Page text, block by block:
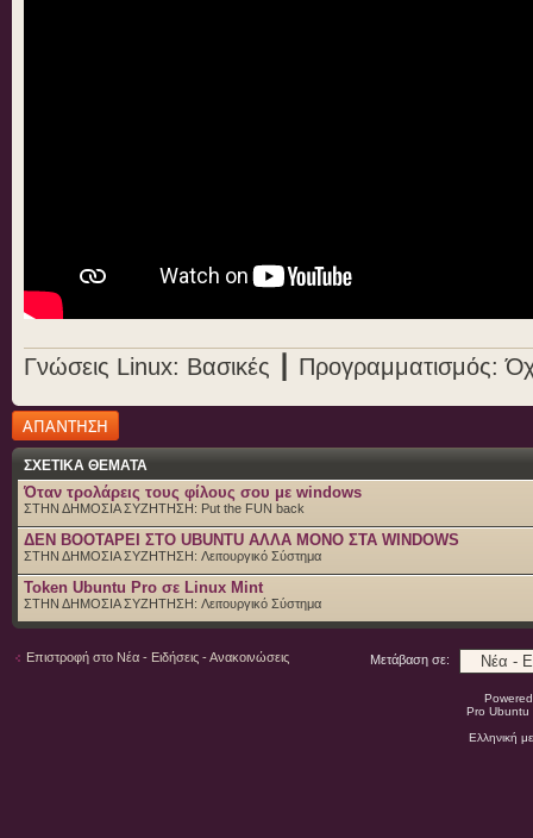
Γνώσεις Linux: Βασικές ┃ Προγραμματισμός:
Δημιουργία
απάντησης
ΣΧΕΤΙΚΑ ΘΕΜΑΤΑ
Όταν τρολάρεις τους φίλους σου με windows
ΣΤΗΝ ΔΗΜΟΣΙΑ ΣΥΖΗΤΗΣΗ: Put the FUN back
ΔΕΝ BOOTAΡΕΙ ΣΤΟ UBUNTU ΑΛΛΑ ΜΟΝΟ ΣΤΑ WINDOWS
ΣΤΗΝ ΔΗΜΟΣΙΑ ΣΥΖΗΤΗΣΗ: Λειτουργικό Σύστημα
Token Ubuntu Pro σε Linux Mint
ΣΤΗΝ ΔΗΜΟΣΙΑ ΣΥΖΗΤΗΣΗ: Λειτουργικό Σύστημα
Επιστροφή στο Νέα - Ειδήσεις - Ανακοινώσεις Μετάβαση σε:
Pro
Ελληνική